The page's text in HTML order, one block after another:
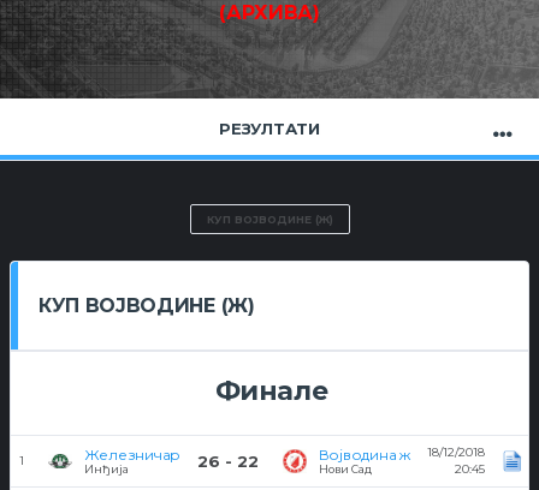
(АРХИВА)
РЕЗУЛТАТИ
КУП ВОЈВОДИНЕ (Ж)
КУП ВОЈВОДИНЕ (Ж)
Финале
1 Железничар
Инђија 26 - 22 Војводина ж
Нови Сад
18/12/2018
20:45